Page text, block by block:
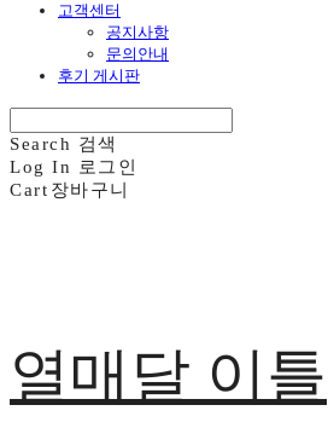
고객센터
공지사항
문의안내
후기 게시판
Search 검색
Log In
로그인
Cart 장바구니
열매달 이틀